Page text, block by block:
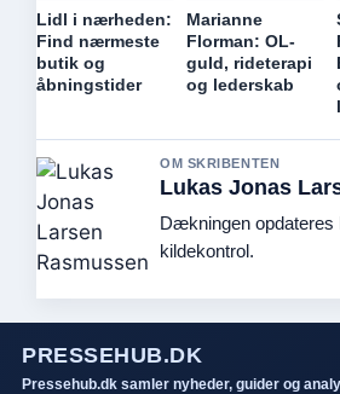
Lidl i nærheden:
Find nærmeste
butik og
åbningstider
Marianne
Florman: OL-
guld, rideterapi
og lederskab
OM SKRIBENTEN
Lukas Jonas
Dækningen opdateres
kildekontrol.
PRESSEHUB.DK
Pressehub.dk samler nyheder, guider og